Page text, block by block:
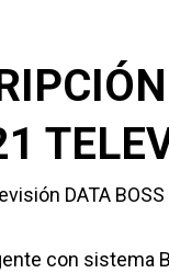
DATA
con sistema